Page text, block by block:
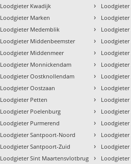
Loodgieter Kwadijk
Loodgieter Marken
Loodgieter Medemblik
Loodgieter Middenbeemster
Loodgieter Middenmeer
Loodgieter Monnickendam
Loodgieter Oostknollendam
Loodgieter Oostzaan
Loodgieter Petten
Loodgieter Poelenburg
Loodgieter Purmerend
Loodgieter Santpoort-Noord
Loodgieter Santpoort-Zuid
Loodgieter Sint Maartensvlotbrug
› Loodgieter
›
› Loodgieter
› Loodgieter
› Loodgieter
› Loodgieter
›
›
›
›
› Loodgieter
›
›
›